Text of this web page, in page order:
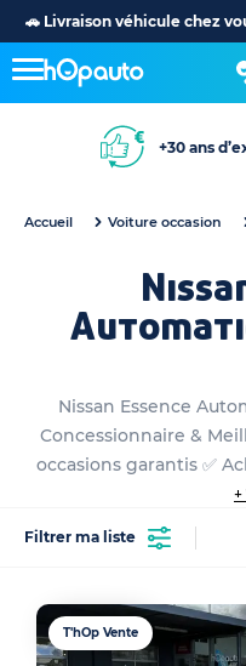
🚗 Livraison véhicule chez
+30 ans
Accueil Voiture occasion
Nissan Essence
Concessionnaire &
occasions garantis ✅
+
Filtrer ma liste
T'hOp Vente